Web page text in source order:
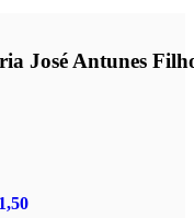
José Antunes